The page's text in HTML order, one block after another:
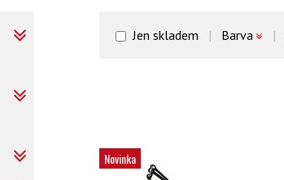
Jen skladem Barva
Novinka